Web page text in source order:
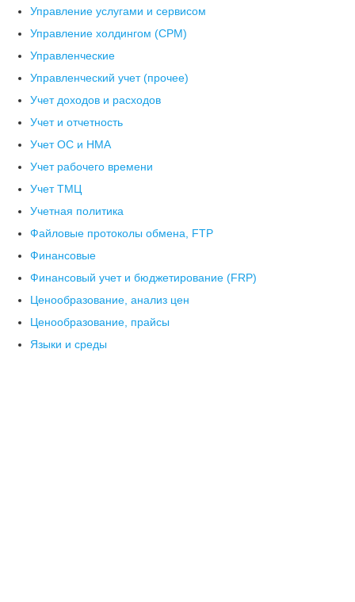
Управление услугами и сервисом
Управление холдингом (CPM)
Управленческие
Управленческий учет (прочее)
Учет доходов и расходов
Учет и отчетность
Учет ОС и НМА
Учет рабочего времени
Учет ТМЦ
Учетная политика
Файловые протоколы обмена, FTP
Финансовые
Финансовый учет и бюджетирование (FRP)
Ценообразование, анализ цен
Ценообразование, прайсы
Языки и среды